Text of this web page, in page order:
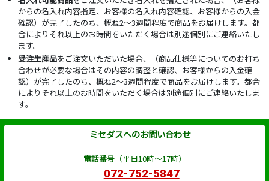
からの名入れ内容指定、お客様の名入れ内容確認、お客様からの入金
確認）が完了したのち、概ね2～3週間程度で商品をお届けします。都
合によりそれ以上のお時間をいただく場合は別途個別にご連絡いたし
ます。
受注生産品をご注文いただいた場合、（商品仕様等についてのお打ち
合わせが必要な場合はその内容の調整と確認、お客様からの入金確
認）が完了したのち、概ね2～3週間程度で商品をお届けします。都合
によりそれ以上のお時間をいただく場合は別途個別にご連絡いたしま
す。
ミセダスへのお問い合わせ
電話番号（平日10時～17時）
072-752-5847